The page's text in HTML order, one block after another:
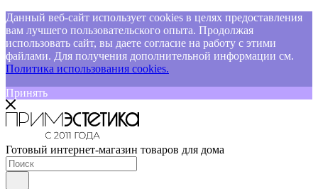
Данный веб-сайт использует cookies в целях предоставления
вам лучшего пользовательского опыта. Продолжая
использовать сайт, вы даете согласие на работу с этими
файлами. Для получения дополнительной информации см.
Политика использования cookies.
Принять
Готовый интернет-магазин товаров для дома